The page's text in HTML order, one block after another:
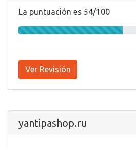
La puntuación es 54/100
Ver Revisión
yantipashop.ru